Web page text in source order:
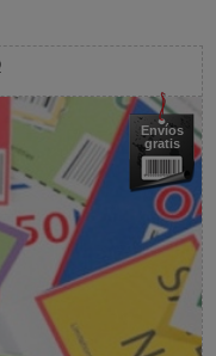
Envíos
gratis